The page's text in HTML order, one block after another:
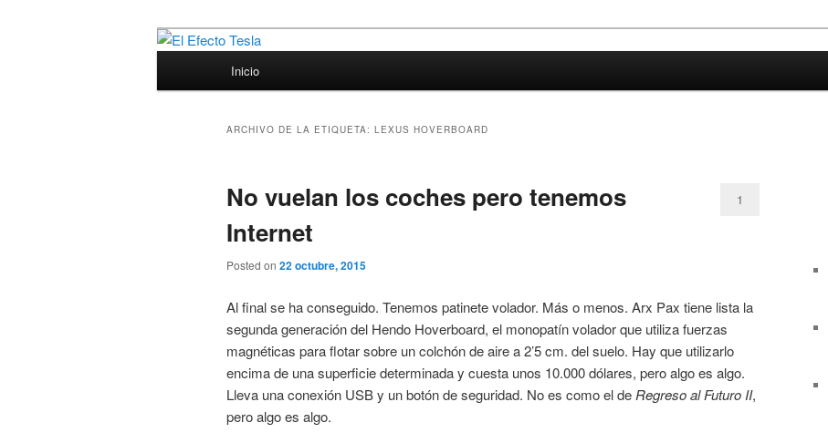
El Efecto Tesla
Porque siempre viene bien un poco de ciencia
Inicio
ARCHIVO DE LA ETIQUETA: LEXUS HOVERBOARD
No vuelan los coches pero tenemos
Internet
Posted on 22 octubre, 2015
1
Al final se ha conseguido. Tenemos patinete volador. Más o menos. Arx Pax tiene lista la
segunda generación del Hendo Hoverboard, el monopatín volador que utiliza fuerzas
magnéticas para flotar sobre un colchón de aire a 2’5 cm. del suelo. Hay que utilizarlo
encima de una superficie determinada y cuesta unos 10.000 dólares, pero algo es algo.
Lleva una conexión USB y un botón de seguridad. No es como el de Regreso al Futuro II,
pero algo es algo.